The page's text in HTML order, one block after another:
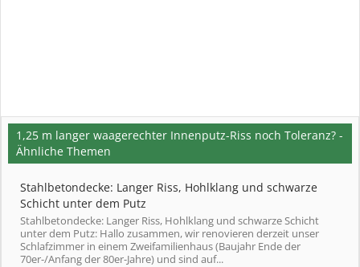
1,25 m langer waagerechter Innenputz-Riss noch Toleranz? -
Ähnliche Themen
Stahlbetondecke: Langer Riss, Hohlklang und schwarze
Schicht unter dem Putz
Stahlbetondecke: Langer Riss, Hohlklang und schwarze Schicht
unter dem Putz: Hallo zusammen, wir renovieren derzeit unser
Schlafzimmer in einem Zweifamilienhaus (Baujahr Ende der
70er-/Anfang der 80er-Jahre) und sind auf...